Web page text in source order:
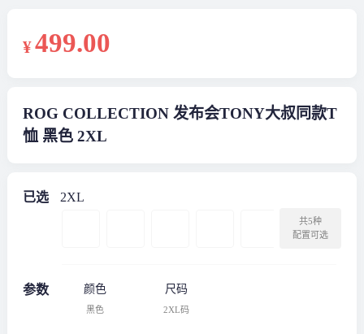
¥499.00
ROG COLLECTION 发布会TONY大叔同款T
恤 黑色 2XL
已选 2XL
共5种
配置可选
参数 颜色
黑色
尺码
2XL码